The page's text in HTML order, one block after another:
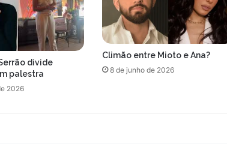
s
d
s
o
divide
palestra
2026
Climão entre Mioto e Ana?
8 de junho de 2026